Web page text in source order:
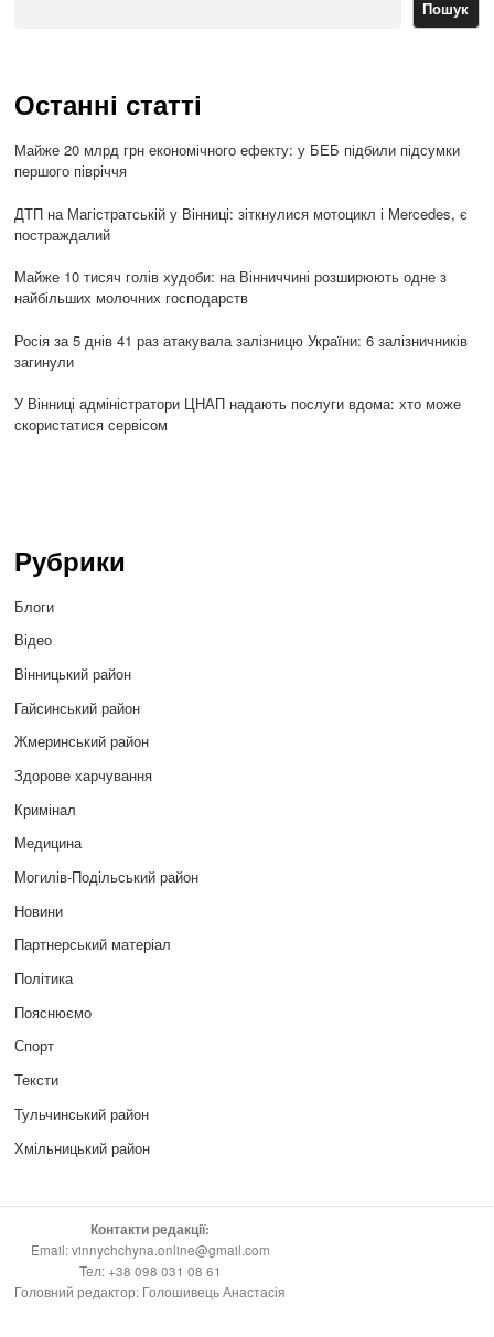
Пошук
Останні статті
Майже 20 млрд грн економічного ефекту: у БЕБ підбили підсумки
першого півріччя
ДТП на Магістратській у Вінниці: зіткнулися мотоцикл і Mercedes, є
постраждалий
Майже 10 тисяч голів худоби: на Вінниччині розширюють одне з
найбільших молочних господарств
Росія за 5 днів 41 раз атакувала залізницю України: 6 залізничників
загинули
У Вінниці адміністратори ЦНАП надають послуги вдома: хто може
скористатися сервісом
Рубрики
Блоги
Відео
Вінницький район
Гайсинський район
Жмеринський район
Здорове харчування
Кримінал
Медицина
Могилів-Подільський район
Новини
Партнерський матеріал
Політика
Пояснюємо
Спорт
Тексти
Тульчинський район
Хмільницький район
Контакти редакції:
Email: vinnychchyna.online@gmail.com
Тел: +38 098 031 08 61
Головний редактор: Голошивець Анастасія